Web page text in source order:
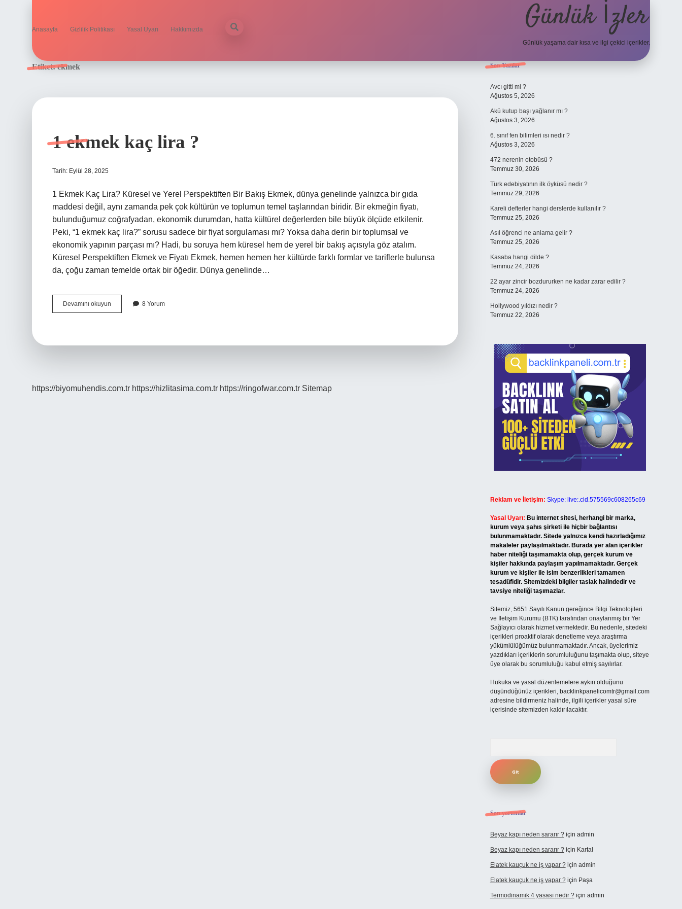
Anasayfa Gizlilik Politikası Yasal Uyarı Hakkımızda Günlük İzler
Günlük yaşama dair kısa ve ilgi çekici içerikler.
Etiket:ekmek
1 ekmek kaç lira ?
Tarih: Eylül 28, 2025
1 Ekmek Kaç Lira? Küresel ve Yerel Perspektiften Bir Bakış Ekmek, dünya genelinde yalnızca bir gıda
maddesi değil, aynı zamanda pek çok kültürün ve toplumun temel taşlarından biridir. Bir ekmeğin fiyatı,
bulunduğumuz coğrafyadan, ekonomik durumdan, hatta kültürel değerlerden bile büyük ölçüde etkilenir.
Peki, “1 ekmek kaç lira?” sorusu sadece bir fiyat sorgulaması mı? Yoksa daha derin bir toplumsal ve
ekonomik yapının parçası mı? Hadi, bu soruya hem küresel hem de yerel bir bakış açısıyla göz atalım.
Küresel Perspektiften Ekmek ve Fiyatı Ekmek, hemen hemen her kültürde farklı formlar ve tariflerle bulunsa
da, çoğu zaman temelde ortak bir öğedir. Dünya genelinde…
Devamını okuyun
ekmek
8 Yorum
https://biyomuhendis.com.tr https://hizlitasima.com.tr https://ringofwar.com.tr Sitemap
Sidebar
Son Yazılar
Avcı gitti mi ?
Ağustos 5, 2026
Akü kutup başı yağlanır mı ?
Ağustos 3, 2026
6. sınıf fen bilimleri ısı nedir ?
Ağustos 3, 2026
472 nerenin otobüsü ?
Temmuz 30, 2026
Türk edebiyatının ilk öyküsü nedir ?
Temmuz 29, 2026
Kareli defterler hangi derslerde kullanılır ?
Temmuz 25, 2026
Asıl öğrenci ne anlama gelir ?
Temmuz 25, 2026
Kasaba hangi dilde ?
Temmuz 24, 2026
22 ayar zincir bozdururken ne kadar zarar edilir ?
Temmuz 24, 2026
Hollywood yıldızı nedir ?
Temmuz 22, 2026
Reklam ve İletişim: Skype: live:.cid.575569c608265c69
Yasal Uyarı: Bu internet sitesi, herhangi bir marka,
kurum veya şahıs şirketi ile hiçbir bağlantısı
bulunmamaktadır. Sitede yalnızca kendi hazırladığımız
makaleler paylaşılmaktadır. Burada yer alan içerikler
haber niteliği taşımamakta olup, gerçek kurum ve
kişiler hakkında paylaşım yapılmamaktadır. Gerçek
kurum ve kişiler ile isim benzerlikleri tamamen
tesadüfidir. Sitemizdeki bilgiler taslak halindedir ve
tavsiye niteliği taşımazlar.
Sitemiz, 5651 Sayılı Kanun gereğince Bilgi Teknolojileri
ve İletişim Kurumu (BTK) tarafından onaylanmış bir Yer
Sağlayıcı olarak hizmet vermektedir. Bu nedenle, sitedeki
içerikleri proaktif olarak denetleme veya araştırma
yükümlülüğümüz bulunmamaktadır. Ancak, üyelerimiz
yazdıkları içeriklerin sorumluluğunu taşımakta olup, siteye
üye olarak bu sorumluluğu kabul etmiş sayılırlar.
Hukuka ve yasal düzenlemelere aykırı olduğunu
düşündüğünüz içerikleri, backlinkpanelicomtr@gmail.com
adresine bildirmeniz halinde, ilgili içerikler yasal süre
içerisinde sitemizden kaldırılacaktır.
Son yorumlar
Beyaz kapı neden sararır ?için admin
Beyaz kapı neden sararır ?için Kartal
Elatek kauçuk ne iş yapar ?için admin
Elatek kauçuk ne iş yapar ?için Paşa
Termodinamik 4 yasası nedir ?için admin
hiltonbet yeni giriş